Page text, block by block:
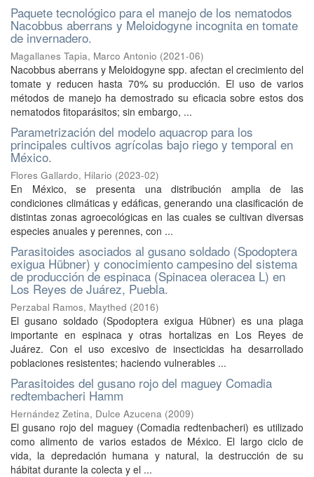
Paquete tecnológico para el manejo de los nematodos
Nacobbus aberrans y Meloidogyne incognita en tomate
de invernadero.
Magallanes Tapia, Marco Antonio (2021-06)
Nacobbus aberrans y Meloidogyne spp. afectan el crecimiento del
tomate y reducen hasta 70% su producción. El uso de varios
métodos de manejo ha demostrado su eficacia sobre estos dos
nematodos fitoparásitos; sin embargo, ...
Parametrización del modelo aquacrop para los
principales cultivos agrícolas bajo riego y temporal en
México.
Flores Gallardo, Hilario (2023-02)
En México, se presenta una distribución amplia de las
condiciones climáticas y edáficas, generando una clasificación de
distintas zonas agroecológicas en las cuales se cultivan diversas
especies anuales y perennes, con ...
Parasitoides asociados al gusano soldado (Spodoptera
exigua Hübner) y conocimiento campesino del sistema
de producción de espinaca (Spinacea oleracea L) en
Los Reyes de Juárez, Puebla.
Perzabal Ramos, Maythed (2016)
El gusano soldado (Spodoptera exigua Hübner) es una plaga
importante en espinaca y otras hortalizas en Los Reyes de
Juárez. Con el uso excesivo de insecticidas ha desarrollado
poblaciones resistentes; haciendo vulnerables ...
Parasitoides del gusano rojo del maguey Comadia
redtembacheri Hamm
Hernández Zetina, Dulce Azucena (2009)
El gusano rojo del maguey (Comadia redtenbacheri) es utilizado
como alimento de varios estados de México. El largo ciclo de
vida, la depredación humana y natural, la destrucción de su
hábitat durante la colecta y el ...